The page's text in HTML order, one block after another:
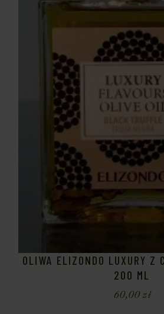
OLIWA ELIZONDO LUXURY Z
200 ML
60,00zł